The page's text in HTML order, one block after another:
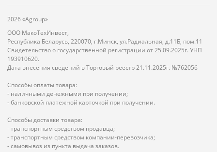
2026 «Agroup»
ООО МакоТехИнвест,
Республика Беларусь, 220070, г.Минск, ул.Радиальная, д.11Б, пом.11
Свидетельство о государственной регистрации от 25.09.2025г. УНП
193910620.
Дата внесения сведений в Торговый реестр 21.11.2025г. №762056
Способы оплаты товара:
- наличными денежными при получении;
- банковской платёжной карточкой при получении.
Способы доставки товара:
- транспортным средством продавца;
- транспортным средством компании-перевозчика;
- самовывоз из пункта выдача заказов.